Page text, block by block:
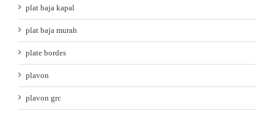
plat baja kapal
plat baja murah
plate bordes
plavon
plavon grc